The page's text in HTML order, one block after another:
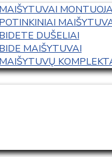
MAIŠYTUVAI
POTINKINIAI
BIDETE DUŠELIAI
BIDE MAIŠYTUVAI
MAIŠYTUVŲ